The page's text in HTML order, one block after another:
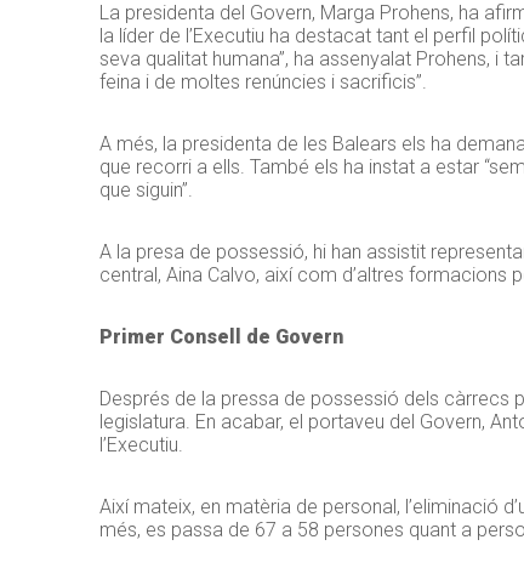
La presidenta del Govern, Marga Prohens, ha
la líder de l’Executiu ha destacat tant el perfil
seva qualitat humana”, ha assenyalat Prohens, i
feina i de moltes renúncies i sacrificis”.
A més, la presidenta de les Balears els ha
que recorri a ells. També els ha instat a estar
que siguin”.
A la presa de possessió, hi han assistit
central, Aina Calvo, així com d’altres formacions
Primer Consell de Govern
Després de la pressa de possessió dels càrrecs
legislatura. En acabar, el portaveu del Govern,
l’Executiu.
Així mateix, en matèria de personal, l’eliminació
més, es passa de 67 a 58 persones quant a